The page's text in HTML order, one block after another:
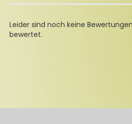
Leider sind noch keine
bewertet.